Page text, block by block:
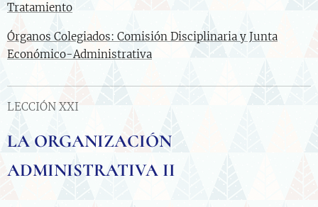
Tratamiento
Órganos Colegiados: Comisión Disciplinaria y Junta
Económico-Administrativa
LECCIÓN XXI
LA ORGANIZACIÓN
ADMINISTRATIVA II